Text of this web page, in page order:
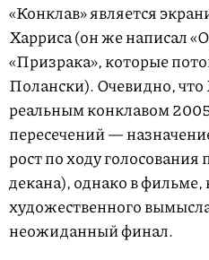
«Конклав» является
Харриса (он же написал
«Призрака», которые
Полански). Очевидно, что
реальным конклавом
пересечений —
рост по ходу
декана), однако в
художественного
неожиданный финал.